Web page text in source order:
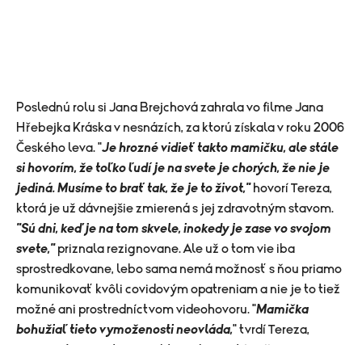
Poslednú rolu si Jana Brejchová zahrala vo filme Jana
Hřebejka Kráska v nesnázích, za ktorú získala v roku 2006
Českého leva. "Je hrozné vidieť takto mamičku, ale stále
si hovorím, že toľko ľudí je na svete je chorých, že nie je
jediná. Musíme to brať tak, že je to život,"hovorí Tereza,
ktorá je už dávnejšie zmierená s jej zdravotným stavom.
"Sú dni, keď je na tom skvele, inokedy je zase vo svojom
svete,"priznala rezignovane. Ale už o tom vie iba
sprostredkovane, lebo sama nemá možnosť s ňou priamo
komunikovať kvôli covidovým opatreniam a nie je to tiež
možné ani prostredníctvom videohovoru. "Mamička
bohužiaľ tieto vymoženosti neovláda," tvrdí Tereza,